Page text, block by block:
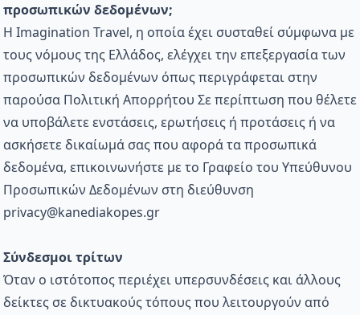
προσωπικών δεδομένων;
Η Imagination Travel, η οποία έχει συσταθεί σύμφωνα με
τους νόμους της Ελλάδος, ελέγχει την επεξεργασία των
προσωπικών δεδομένων όπως περιγράφεται στην
παρούσα Πολιτική Απορρήτου Σε περίπτωση που θέλετε
να υποβάλετε ενστάσεις, ερωτήσεις ή προτάσεις ή να
ασκήσετε δικαίωμά σας που αφορά τα προσωπικά
δεδομένα, επικοινωνήστε με το Γραφείο του Υπεύθυνου
Προσωπικών Δεδομένων στη διεύθυνση
privacy@kanediakopes.gr
Σύνδεσμοι τρίτων
Όταν ο ιστότοπος περιέχει υπερσυνδέσεις και άλλους
δείκτες σε δικτυακούς τόπους που λειτουργούν από